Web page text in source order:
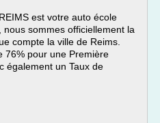
est votre auto école
sommes officiellement la
compte la ville de Reims.
76% pour une Première
également un Taux de